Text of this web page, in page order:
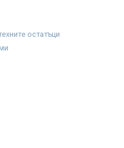
остатъци